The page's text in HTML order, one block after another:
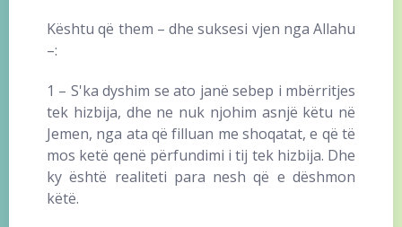
Kështu që them – dhe suksesi vjen nga Allahu
–:
1 – S'ka dyshim se ato janë sebep i mbërritjes
tek hizbija, dhe ne nuk njohim asnjë këtu në
Jemen, nga ata që filluan me shoqatat, e që të
mos ketë qenë përfundimi i tij tek hizbija. Dhe
ky është realiteti para nesh që e dëshmon
këtë.